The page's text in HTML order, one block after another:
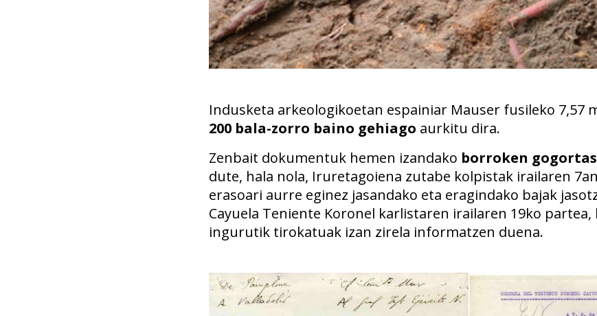
Indusketa arkeologikoetan espainiar Mauser fusileko 7,57
200 bala-zorro baino gehiago aurkitu dira.
Zenbait dokumentuk hemen izandako borroken
dute, hala nola, Iruretagoiena zutabe kolpistak irailaren
erasoari aurre eginez jasandako eta eragindako bajak
Cayuela Teniente Koronel karlistaren irailaren 19ko
ingurutik tirokatuak izan zirela informatzen duena.